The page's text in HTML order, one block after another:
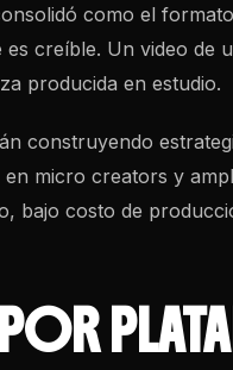
como el
creíble. Un video de
producida en estudio.
construyendo
micro creators y
bajo costo de